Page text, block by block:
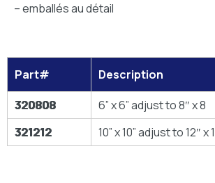
– emballés au détail
Part#
Description
320808
6” x 6” adjust to 8″ x 8
321212
10” x 10” adjust to 12″ x